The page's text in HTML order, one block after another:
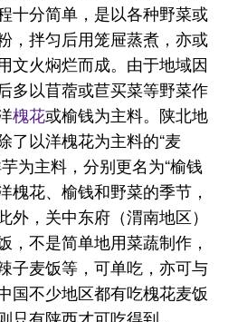
十分简单，是以各种野菜或
，拌匀后用笼屉蒸煮，亦或
文火焖烂而成。由于地域因
多以苜蓿或苣买菜等野菜作
槐花或榆钱为主料。陕北地
了以洋槐花为主料的“麦
为主料，分别更名为“榆钱
槐花、榆钱和野菜的季节，
，关中东府（渭南地区）
，不是简单地用菜蔬制作，
子麦饭等，可单吃，亦可与
国不少地区都有吃槐花麦饭